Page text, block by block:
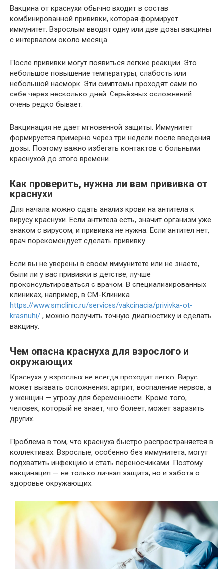
Вакцина от краснухи обычно входит в состав
комбинированной прививки, которая формирует
иммунитет. Взрослым вводят одну или две дозы вакцины
с интервалом около месяца.
После прививки могут появиться лёгкие реакции. Это
небольшое повышение температуры, слабость или
небольшой насморк. Эти симптомы проходят сами по
себе через несколько дней. Серьёзных осложнений
очень редко бывает.
Вакцинация не дает мгновенной защиты. Иммунитет
формируется примерно через три недели после введения
дозы. Поэтому важно избегать контактов с больными
краснухой до этого времени.
Как проверить, нужна ли вам прививка от
краснухи
Для начала можно сдать анализ крови на антитела к
вирусу краснухи. Если антитела есть, значит организм уже
знаком с вирусом, и прививка не нужна. Если антител нет,
врач порекомендует сделать прививку.
Если вы не уверены в своём иммунитете или не знаете,
были ли у вас прививки в детстве, лучше
проконсультироваться с врачом. В специализированных
клиниках, например, в СМ-Клиника
https://www.smclinic.ru/services/vakcinacia/privivka-ot-
krasnuhi/ , можно получить точную диагностику и сделать
вакцину.
Чем опасна краснуха для взрослого и
окружающих
Краснуха у взрослых не всегда проходит легко. Вирус
может вызвать осложнения: артрит, воспаление нервов, а
у женщин — угрозу для беременности. Кроме того,
человек, который не знает, что болеет, может заразить
других.
Проблема в том, что краснуха быстро распространяется в
коллективах. Взрослые, особенно без иммунитета, могут
подхватить инфекцию и стать переносчиками. Поэтому
вакцинация — не только личная защита, но и забота о
здоровье окружающих.